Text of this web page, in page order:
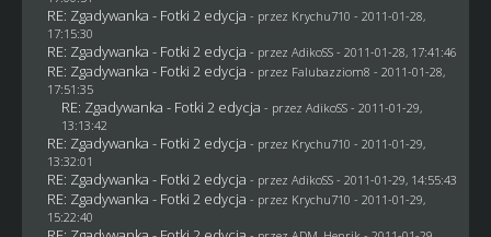
RE: Zgadywanka - Fotki 2 edycja - przez Krychu710 - 2011-01-28,
17:15:30
RE: Zgadywanka - Fotki 2 edycja - przez AdikoSS - 2011-01-28, 17:41:46
RE: Zgadywanka - Fotki 2 edycja - przez Falubazziom8 - 2011-01-28,
17:51:35
RE: Zgadywanka - Fotki 2 edycja - przez AdikoSS - 2011-01-29,
13:13:42
RE: Zgadywanka - Fotki 2 edycja - przez Krychu710 - 2011-01-29,
13:32:01
RE: Zgadywanka - Fotki 2 edycja - przez AdikoSS - 2011-01-29, 14:55:43
RE: Zgadywanka - Fotki 2 edycja - przez Krychu710 - 2011-01-29,
15:22:40